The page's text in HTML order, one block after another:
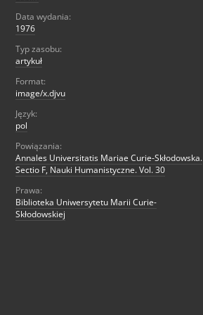
Data wydania:
1976
Typ zasobu:
artykuł
Format:
image/x.djvu
Język:
pol
Powiązania:
Annales Universitatis Mariae Curie-Skłodowska.
Sectio F, Nauki Humanistyczne. Vol. 30
Prawa:
Biblioteka Uniwersytetu Marii Curie-
Skłodowskiej